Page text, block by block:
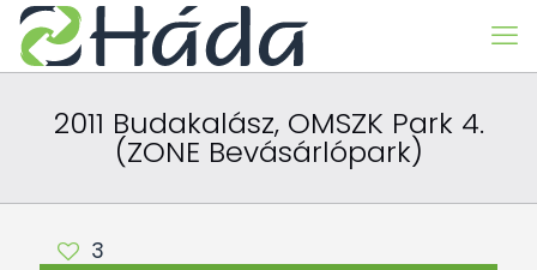
2011 Budakalász, OMSZK Park 4.
(ZONE Bevásárlópark)
3